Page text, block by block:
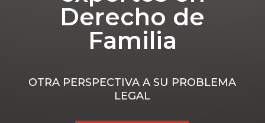
Derecho de
Familia
OTRA PERSPECTIVA A SU PROBLEMA
LEGAL